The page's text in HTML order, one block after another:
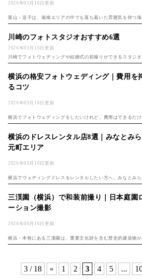
2026年03月10日更新
葉山・逗子は、湘南エリアの中でも落ち着いた雰囲気を持つ海
ゾートタウン。森戸海岸の「森戸の夕照」や一色海岸の御用
など、フォトジェニックなロケーションが揃い、開放感あるフ
ェディングの撮...
2026年03月10日更新
川崎のフォトスタジオおすすめ6選
川崎でフォトウェディングや結婚式の前撮りができるスタジ
ているカップルへ。川崎駅周辺を中心に、料金・特徴・アク
較しておすすめの6スタジオを紹介する。 川崎は東京と横浜の
位置し、JR...
2026年03月10日更新
横浜の格安フォトウェディング｜費用を
るコツ
横浜でフォトウェディングをしたいけれど、費用はできるだけ
い。そんなカップルに向けて、横浜エリアで格安にフォトウ
グを叶える方法を紹介する。 ゼクシィによると、フォトウェデ
の全国平均費...
2026年03月10日更新
横浜のドレスレンタル店8選｜みなとみら
元町エリア
横浜でウェディングドレスをレンタルしたい方へ。みなとみら
型ドレスサロンから元町の個性的なショップまで、横浜エリ
すめドレスレンタル店を8店舗厳選して紹介する。 フォトウェ
グやブライダ...
2026年06月16日更新
三渓園（横浜）で和装前撮り｜日本庭園
ーション撮影
横浜・本牧にある三溪園は、重要文化財を含む歴史的建造物が
る広大な日本庭園。白無垢や色打掛が映える撮影スポットが
は、三渓園で...
3 / 18 « 1 2 3 4 5 ...